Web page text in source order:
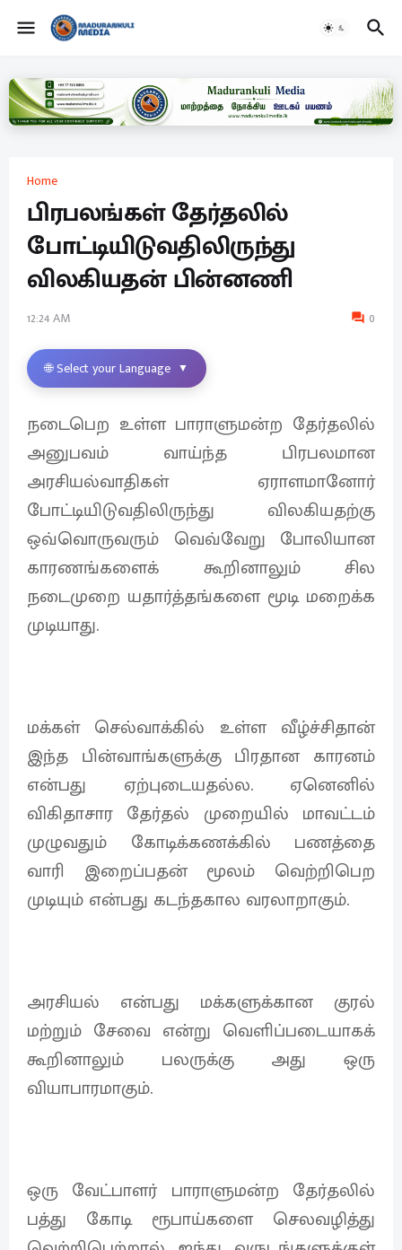
Home
பிரபலங்கள் தேர்தலில்
போட்டியிடுவதிலிருந்து
விலகியதன் பின்னணி
12:24 AM 0
🌐 Select your Language ▼
நடைபெற உள்ள பாராளுமன்ற தேர்தலில்
அனுபவம் வாய்ந்த பிரபலமான
அரசியல்வாதிகள் ஏராளமானோர்
போட்டியிடுவதிலிருந்து விலகியதற்கு
ஒவ்வொருவரும் வெவ்வேறு போலியான
காரணங்களைக் கூறினாலும் சில
நடைமுறை யதார்த்தங்களை மூடி மறைக்க
முடியாது.
மக்கள் செல்வாக்கில் உள்ள வீழ்ச்சிதான்
இந்த பின்வாங்களுக்கு பிரதான காரனம்
என்பது ஏற்புடையதல்ல. ஏனெனில்
விகிதாசார தேர்தல் முறையில் மாவட்டம்
முழுவதும் கோடிக்கணக்கில் பணத்தை
வாரி இறைப்பதன் மூலம் வெற்றிபெற
முடியும் என்பது கடந்தகால வரலாறாகும்.
அரசியல் என்பது மக்களுக்கான குரல்
மற்றும் சேவை என்று வெளிப்படையாகக்
கூறினாலும் பலருக்கு அது ஒரு
வியாபாரமாகும்.
ஒரு வேட்பாளர் பாராளுமன்ற தேர்தலில்
பத்து கோடி ரூபாய்களை செலவழித்து